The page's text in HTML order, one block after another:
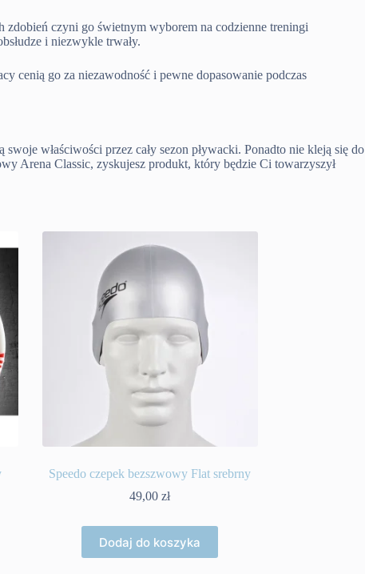
zdobień czyni go świetnym wyborem na codzienne treningi
i niezwykle trwały.
cenią go za niezawodność i pewne dopasowanie podczas
właściwości przez cały sezon pływacki. Ponadto nie kleją się do
Arena Classic, zyskujesz produkt, który będzie Ci towarzyszył
Speedo czepek bezszwowy Flat srebrny
49,00zł
Dodaj do koszyka